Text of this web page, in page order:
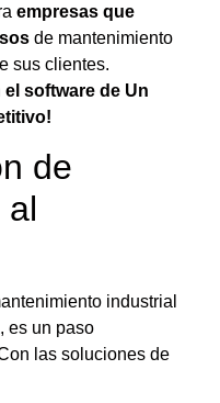
empresas que
de mantenimiento
sus clientes.
software de Un
de
al
industrial
es un paso
las soluciones de